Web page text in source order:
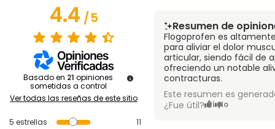
4.4/5
Basado en 21 opiniones
sometidas a control
Ver todas las reseñas de este sitio
5 estrellas
11
Resumen de
Flogoprofen es
para aliviar el dolor
articular, siendo fácil de
ofreciendo un notable
contracturas.
Este resumen es
¿Fue útil? Sí No